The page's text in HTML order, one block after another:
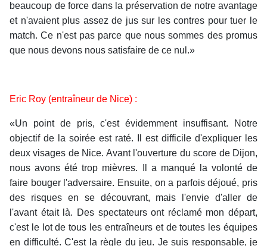
beaucoup de force dans la préservation de notre avantage
et n'avaient plus assez de jus sur les contres pour tuer le
match. Ce n'est pas parce que nous sommes des promus
que nous devons nous satisfaire de ce nul.»
Eric Roy (entraîneur de Nice) :
«Un point de pris, c'est évidemment insuffisant. Notre
objectif de la soirée est raté. Il est difficile d'expliquer les
deux visages de Nice. Avant l'ouverture du score de Dijon,
nous avons été trop mièvres. Il a manqué la volonté de
faire bouger l'adversaire. Ensuite, on a parfois déjoué, pris
des risques en se découvrant, mais l'envie d'aller de
l'avant était là. Des spectateurs ont réclamé mon départ,
c'est le lot de tous les entraîneurs et de toutes les équipes
en difficulté. C'est la règle du jeu. Je suis responsable, je